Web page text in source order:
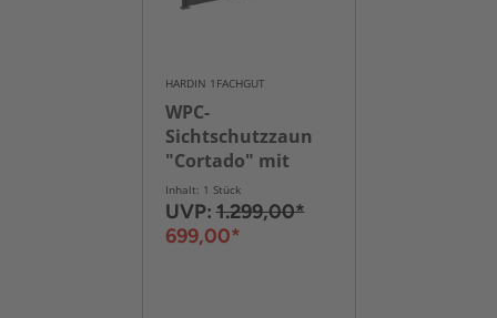
HARDIN 1FACHGUT
WPC-
Sichtschutzzaun
"Cortado" mit
Luftöffnungen 5x
Element + 6x
Pfosten, ca. 910 x
Inhalt: 1 Stück
UVP:1.299,00*
699,00*